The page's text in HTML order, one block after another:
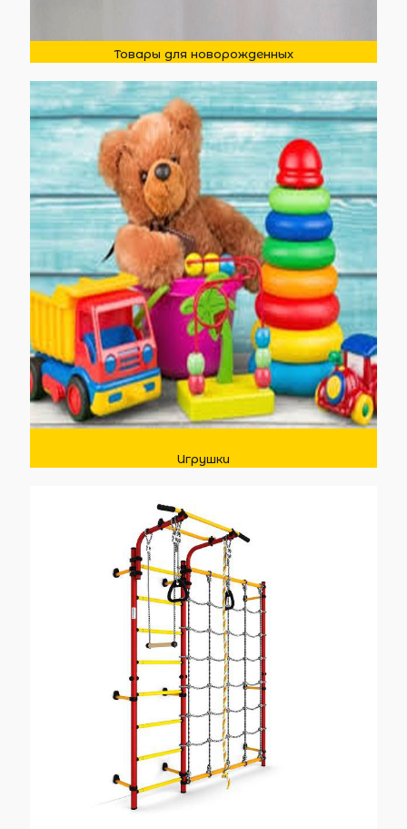
Товары для новорожденных
Игрушки